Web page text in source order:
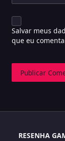
Salvar meus
que eu
RESENHA